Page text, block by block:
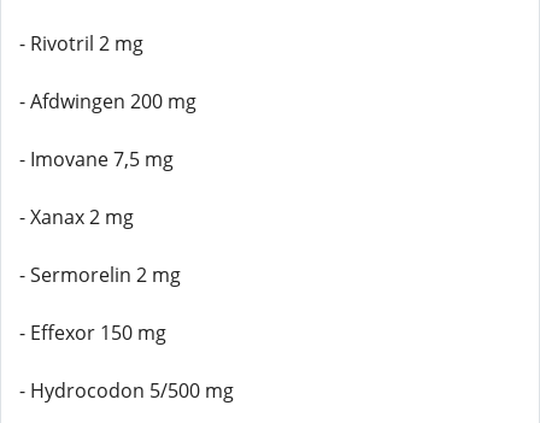
- Rivotril 2 mg
- Afdwingen 200 mg
- Imovane 7,5 mg
- Xanax 2 mg
- Sermorelin 2 mg
- Effexor 150 mg
- Hydrocodon 5/500 mg